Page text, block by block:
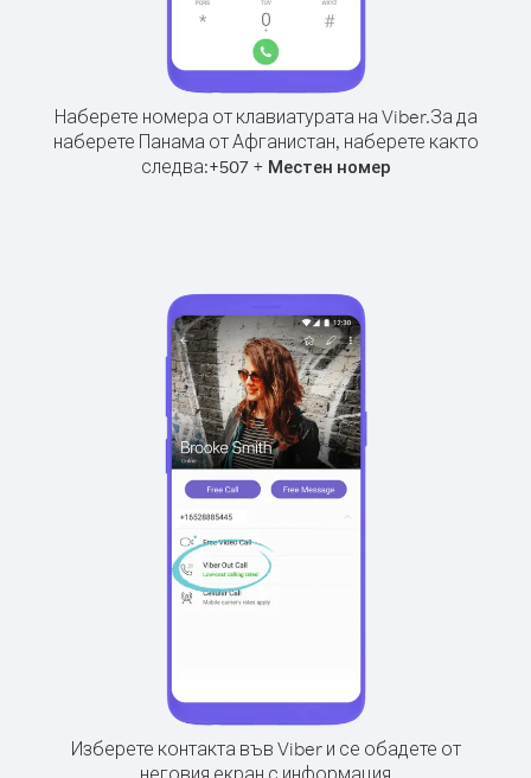
Наберете номера от клавиатурата на Viber.За да
наберете Панама от Афганистан, наберете както
следва:+507+ Местен номер
Изберете контакта във Viber и се обадете от
неговия екран с информация